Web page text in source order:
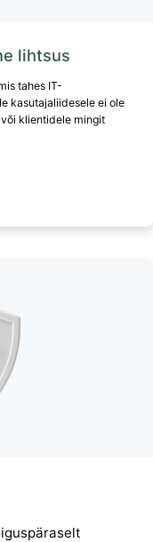
lihtsus
tahes IT-
kasutajaliidesele ei ole
klientidele mingit